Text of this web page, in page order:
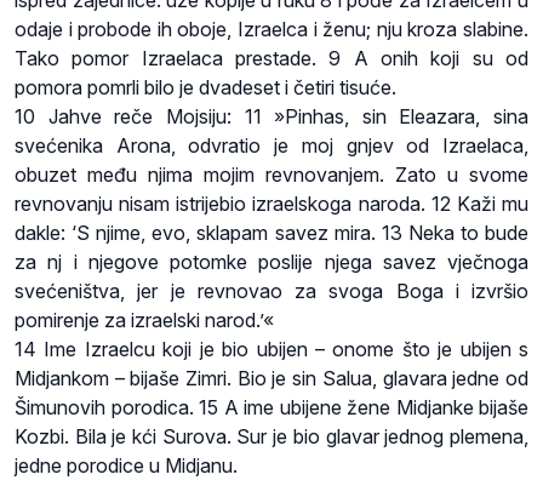
odaje i probode ih oboje, Izraelca i ženu; nju kroza slabine.
Tako pomor Izraelaca prestade. 9 A onih koji su od
pomora pomrli bilo je dvadeset i četiri tisuće.
10 Jahve reče Mojsiju: 11 »Pinhas, sin Eleazara, sina
svećenika Arona, odvratio je moj gnjev od Izraelaca,
obuzet među njima mojim revnovanjem. Zato u svome
revnovanju nisam istrijebio izraelskoga naroda. 12 Kaži mu
dakle: ‘S njime, evo, sklapam savez mira. 13 Neka to bude
za nj i njegove potomke poslije njega savez vječnoga
svećeništva, jer je revnovao za svoga Boga i izvršio
pomirenje za izraelski narod.’«
14 Ime Izraelcu koji je bio ubijen – onome što je ubijen s
Midjankom – bijaše Zimri. Bio je sin Salua, glavara jedne od
Šimunovih porodica. 15 A ime ubijene žene Midjanke bijaše
Kozbi. Bila je kći Surova. Sur je bio glavar jednog plemena,
jedne porodice u Midjanu.